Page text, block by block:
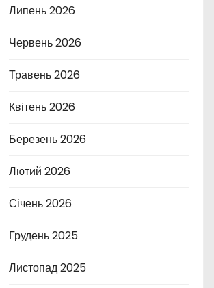
Липень 2026
Червень 2026
Травень 2026
Квітень 2026
Березень 2026
Лютий 2026
Січень 2026
Грудень 2025
Листопад 2025